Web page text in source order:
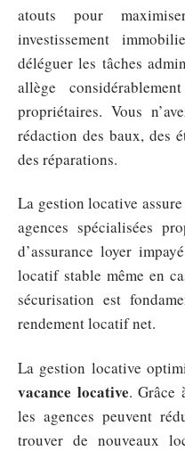
atouts pour
investissement
déléguer les tâches
allège
propriétaires. Vous
rédaction des baux, des
des réparations.
La gestion locative
agences spécialisées
d’assurance loyer
locatif stable même en
sécurisation est
rendement locatif net.
La gestion locative
vacance locative. Grâce
les agences peuvent
trouver de nouveaux